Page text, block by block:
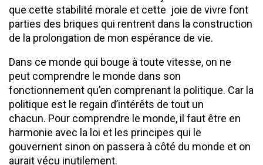
que cette stabilité morale et cette joie de vivre font
parties des briques qui rentrent dans la construction
de la prolongation de mon espérance de vie.
Dans ce monde qui bouge à toute vitesse, on ne
peut comprendre le monde dans son
fonctionnement qu’en comprenant la politique. Car la
politique est le regain d’intérêts de tout un
chacun. Pour comprendre le monde, il faut être en
harmonie avec la loi et les principes qui le
gouvernent sinon on passera à côté du monde et on
aurait vécu inutilement.